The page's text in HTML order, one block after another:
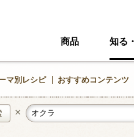
商品 知る
マ別レシピ おすすめコンテンツ
×